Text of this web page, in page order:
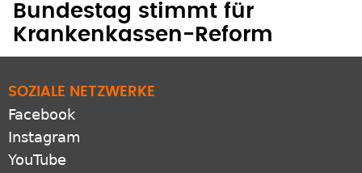
Bundestag stimmt für
Krankenkassen-Reform
SOZIALE NETZWERKE
Facebook
Instagram
YouTube